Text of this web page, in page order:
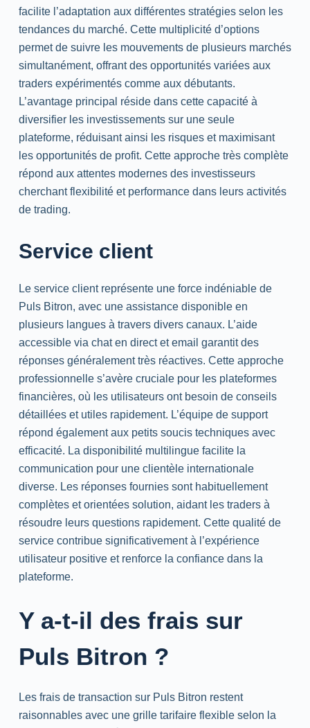
facilite l’adaptation aux différentes stratégies selon les
tendances du marché. Cette multiplicité d’options
permet de suivre les mouvements de plusieurs marchés
simultanément, offrant des opportunités variées aux
traders expérimentés comme aux débutants.
L’avantage principal réside dans cette capacité à
diversifier les investissements sur une seule
plateforme, réduisant ainsi les risques et maximisant
les opportunités de profit. Cette approche très complète
répond aux attentes modernes des investisseurs
cherchant flexibilité et performance dans leurs activités
de trading.
Service client
Le service client représente une force indéniable de
Puls Bitron, avec une assistance disponible en
plusieurs langues à travers divers canaux. L’aide
accessible via chat en direct et email garantit des
réponses généralement très réactives. Cette approche
professionnelle s’avère cruciale pour les plateformes
financières, où les utilisateurs ont besoin de conseils
détaillées et utiles rapidement. L’équipe de support
répond également aux petits soucis techniques avec
efficacité. La disponibilité multilingue facilite la
communication pour une clientèle internationale
diverse. Les réponses fournies sont habituellement
complètes et orientées solution, aidant les traders à
résoudre leurs questions rapidement. Cette qualité de
service contribue significativement à l’expérience
utilisateur positive et renforce la confiance dans la
plateforme.
Y a-t-il des frais sur
Puls Bitron ?
Les frais de transaction sur Puls Bitron restent
raisonnables avec une grille tarifaire flexible selon la